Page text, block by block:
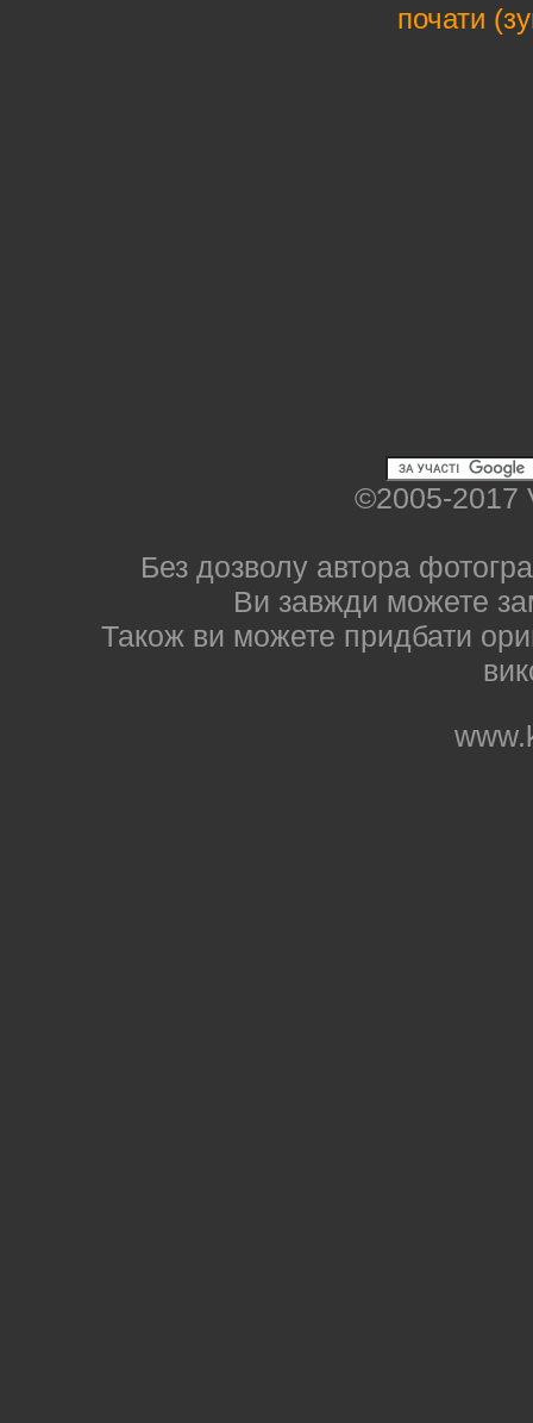
почати
©2005-2017
Без дозволу автора
Ви завжди можете
Також ви можете придбати